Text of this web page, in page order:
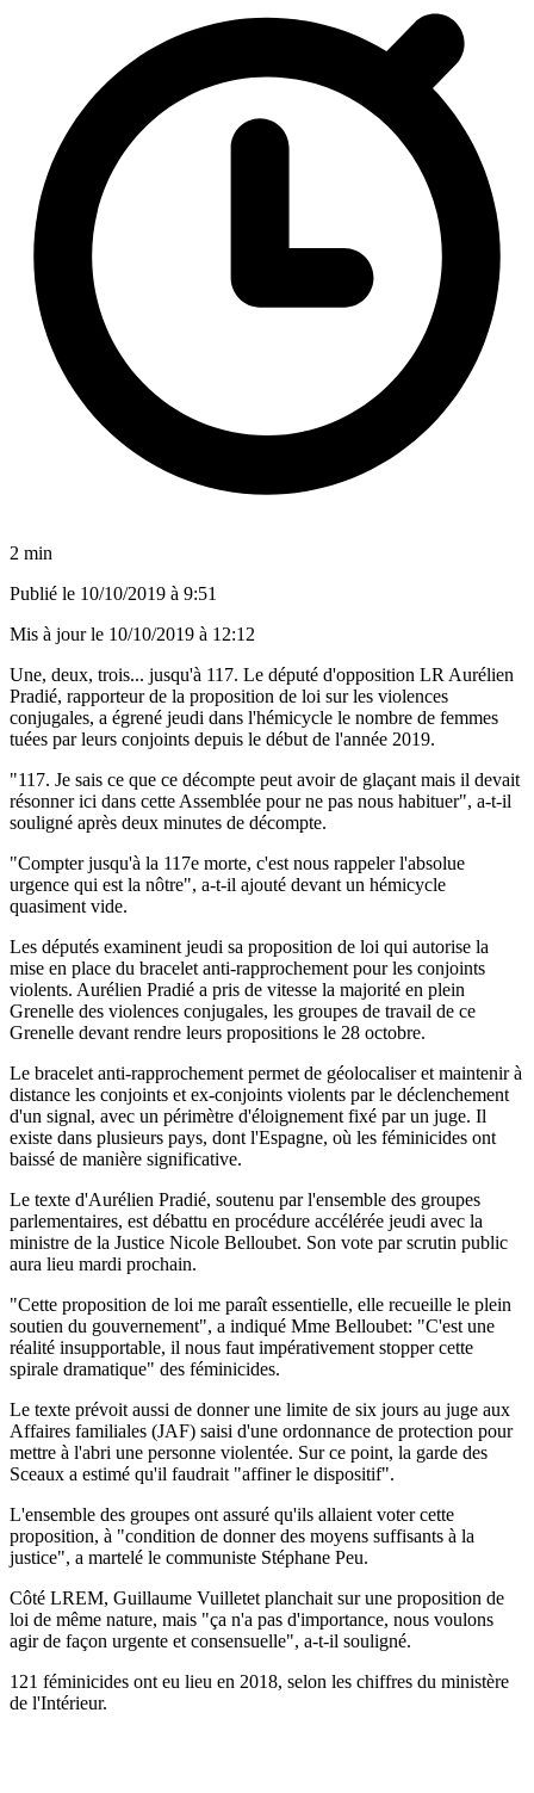
2 min
Publié le 10/10/2019 à 9:51
Mis à jour le 10/10/2019 à 12:12
Une, deux, trois... jusqu'à 117. Le député d'opposition LR Aurélien
Pradié, rapporteur de la proposition de loi sur les violences
conjugales, a égrené jeudi dans l'hémicycle le nombre de femmes
tuées par leurs conjoints depuis le début de l'année 2019.
"117. Je sais ce que ce décompte peut avoir de glaçant mais il devait
résonner ici dans cette Assemblée pour ne pas nous habituer", a-t-il
souligné après deux minutes de décompte.
"Compter jusqu'à la 117e morte, c'est nous rappeler l'absolue
urgence qui est la nôtre", a-t-il ajouté devant un hémicycle
quasiment vide.
Les députés examinent jeudi sa proposition de loi qui autorise la
mise en place du bracelet anti-rapprochement pour les conjoints
violents. Aurélien Pradié a pris de vitesse la majorité en plein
Grenelle des violences conjugales, les groupes de travail de ce
Grenelle devant rendre leurs propositions le 28 octobre.
Le bracelet anti-rapprochement permet de géolocaliser et maintenir à
distance les conjoints et ex-conjoints violents par le déclenchement
d'un signal, avec un périmètre d'éloignement fixé par un juge. Il
existe dans plusieurs pays, dont l'Espagne, où les féminicides ont
baissé de manière significative.
Le texte d'Aurélien Pradié, soutenu par l'ensemble des groupes
parlementaires, est débattu en procédure accélérée jeudi avec la
ministre de la Justice Nicole Belloubet. Son vote par scrutin public
aura lieu mardi prochain.
"Cette proposition de loi me paraît essentielle, elle recueille le plein
soutien du gouvernement", a indiqué Mme Belloubet: "C'est une
réalité insupportable, il nous faut impérativement stopper cette
spirale dramatique" des féminicides.
Le texte prévoit aussi de donner une limite de six jours au juge aux
Affaires familiales (JAF) saisi d'une ordonnance de protection pour
mettre à l'abri une personne violentée. Sur ce point, la garde des
Sceaux a estimé qu'il faudrait "affiner le dispositif".
L'ensemble des groupes ont assuré qu'ils allaient voter cette
proposition, à "condition de donner des moyens suffisants à la
justice", a martelé le communiste Stéphane Peu.
Côté LREM, Guillaume Vuilletet planchait sur une proposition de
loi de même nature, mais "ça n'a pas d'importance, nous voulons
agir de façon urgente et consensuelle", a-t-il souligné.
121 féminicides ont eu lieu en 2018, selon les chiffres du ministère
de l'Intérieur.